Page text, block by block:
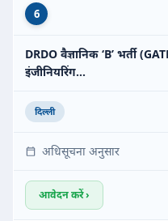
6
DRDO वैज्ञानिक ‘B’ भर्ती
इंजीनियरिंग…
दिल्ली
अधिसूचना अनुसार
आवेदन करें ›